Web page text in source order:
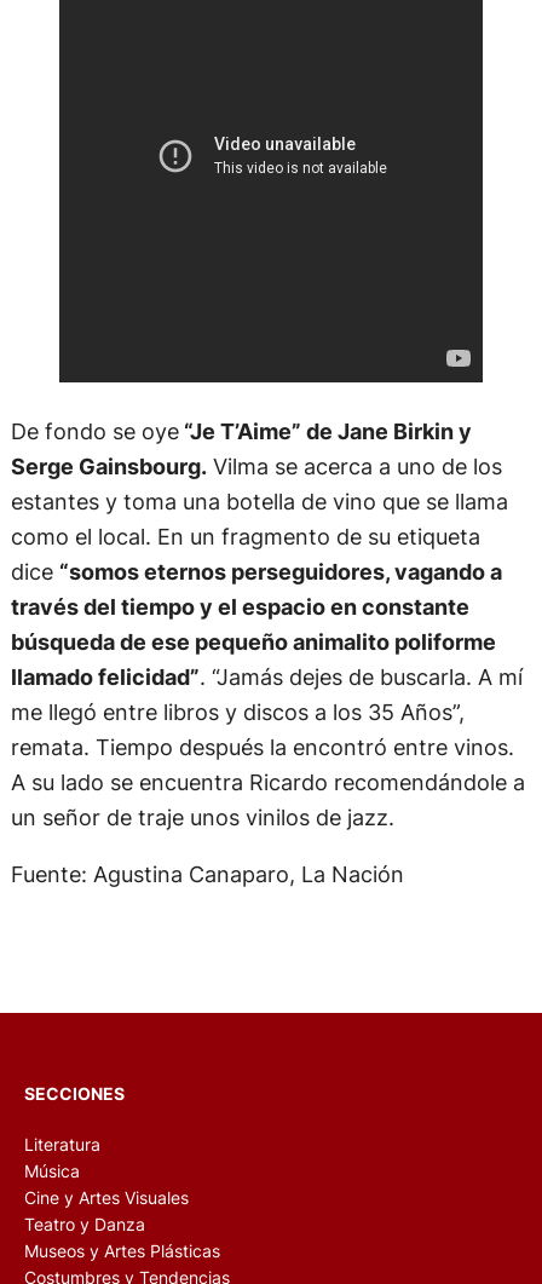
De fondo se oye“Je T’Aime” de Jane Birkin y
Serge Gainsbourg.Vilma se acerca a uno de los
estantes y toma una botella de vino que se llama
como el local. En un fragmento de su etiqueta
dice “somos eternos perseguidores, vagando a
través del tiempo y el espacio en constante
búsqueda de ese pequeño animalito poliforme
llamado felicidad”. “Jamás dejes de buscarla. A mí
me llegó entre libros y discos a los 35 Años”,
remata. Tiempo después la encontró entre vinos.
A su lado se encuentra Ricardo recomendándole a
un señor de traje unos vinilos de jazz.
Fuente: Agustina Canaparo, La Nación
SECCIONES
Literatura
Música
Cine y Artes Visuales
Teatro y Danza
Museos y Artes Plásticas
Costumbres y Tendencias